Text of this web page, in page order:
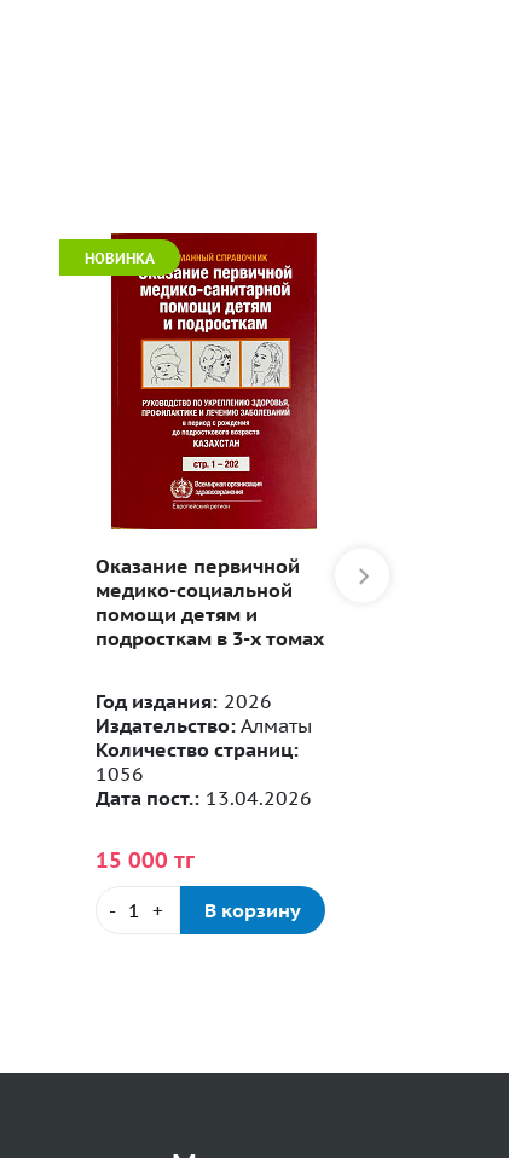
НОВИНКА
Оказание первичной
медико-социальной
помощи детям и
подросткам в 3-х томах
Год издания: 2026
Издательство: Алматы
Количество страниц:
1056
Дата пост.: 13.04.2026
15 000 тг
- + В корзину